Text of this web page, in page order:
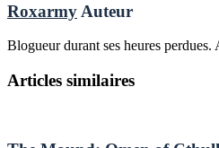
Roxarmy Auteur
Blogueur durant ses heures
Articles similaires